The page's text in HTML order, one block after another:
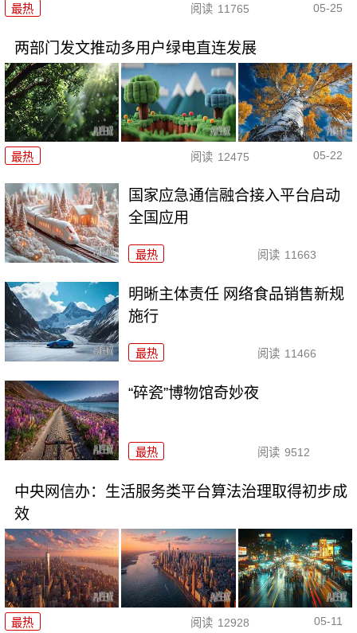
最热 阅读 11765 05-25
两部门发文推动多用户绿电直连发展
最热 阅读 12475 05-22
国家应急通信融合接入平台启动
全国应用
最热 阅读 11663
明晰主体责任 网络食品销售新规
施行
最热 阅读 11466
“碎瓷”博物馆奇妙夜
最热 阅读 9512
中央网信办：生活服务类平台算法治理取得初步成
效
最热 阅读 12928 05-11